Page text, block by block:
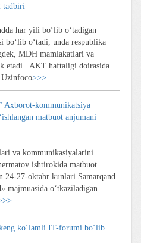
tadbiri
har yili bo‘lib o‘tadigan
o‘tadi, unda respublika
MDH mamlakatlari va
etadi. AKT haftaligi doirasida
>>>
Axborot-kommunikatsiya
matbuot anjumani
va kommunikasiyalarini
ishtirokida matbuot
24-27-oktabr kunlari Samarqand
majmuasida o‘tkaziladigan
ko‘lamli IT-forumi bo‘lib